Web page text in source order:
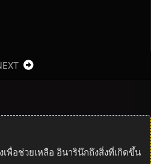
อช่วยเหลือ อินารินึกถึงสิ่งที่เกิดขึ้น